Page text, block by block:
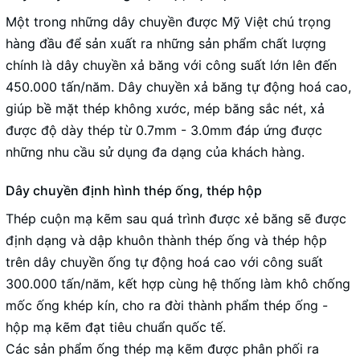
Một trong những dây chuyền được Mỹ Việt chú trọng
hàng đầu để sản xuất ra những sản phẩm chất lượng
chính là dây chuyền xả băng với công suất lớn lên đến
450.000 tấn/năm. Dây chuyền xả băng tự động hoá cao,
giúp bề mặt thép không xước, mép băng sắc nét, xả
được độ dày thép từ 0.7mm - 3.0mm đáp ứng được
những nhu cầu sử dụng đa dạng của khách hàng.
Dây chuyền định hình thép ống, thép hộp
Thép cuộn mạ kẽm sau quá trình được xẻ băng sẽ được
định dạng và dập khuôn thành thép ống và thép hộp
trên dây chuyền ống tự động hoá cao với công suất
300.000 tấn/năm, kết hợp cùng hệ thống làm khô chống
mốc ống khép kín, cho ra đời thành phẩm thép ống -
hộp mạ kẽm đạt tiêu chuẩn quốc tế.
Các sản phẩm ống thép mạ kẽm được phân phối ra